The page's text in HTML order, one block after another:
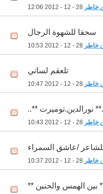
خاطر 12:06
سحقا للشهوة الرجال
خاطر 10:53
تلعقم لساني
خاطر 10:47
نورالدين.توميرت **..
خاطر 10:43
/عاشق السمراء
خاطر 10:37
بين الهمس والحنين **